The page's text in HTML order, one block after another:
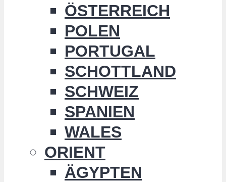
ÖSTERREICH
POLEN
PORTUGAL
SCHOTTLAND
SCHWEIZ
SPANIEN
WALES
ORIENT
ÄGYPTEN